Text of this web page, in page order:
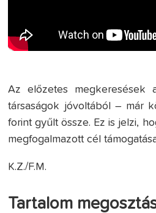
Az előzetes megkeresések
társaságok jóvoltából – már
forint gyűlt össze. Ez is jelzi,
megfogalmazott cél
K.Z./F.M.
Tartalom